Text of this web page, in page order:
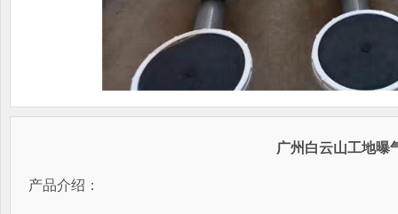
广州白云山工地曝
产品介绍：